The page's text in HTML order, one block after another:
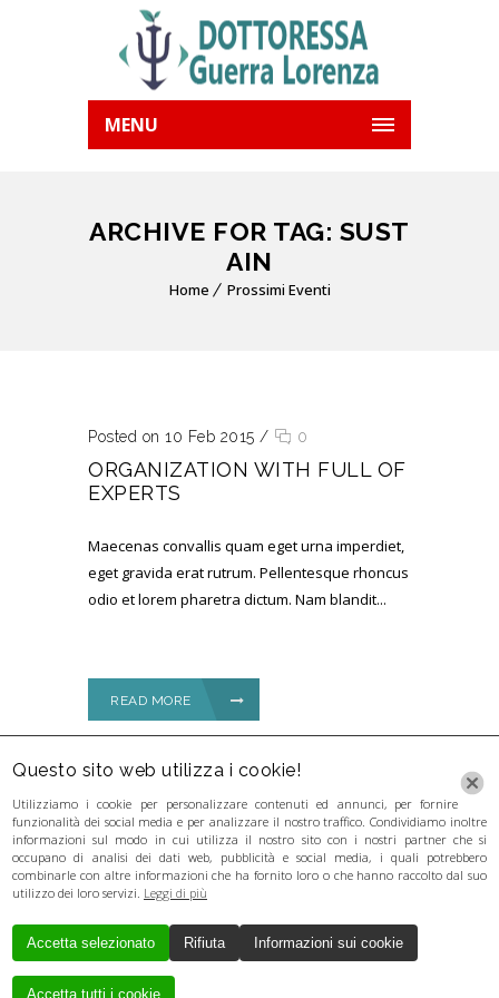
MENU
ARCHIVE FOR TAG: SUST
AIN
Home Prossimi Eventi
Posted on 10 Feb 2015 / 0
ORGANIZATION WITH FULL OF
EXPERTS
Maecenas convallis quam eget urna imperdiet,
eget gravida erat rutrum. Pellentesque rhoncus
odio et lorem pharetra dictum. Nam blandit...
READ MORE
Creato da Local Web
Copyrights © 2017
GUERRA LORENZA - P. IVA 03346281201 - P.
Questo sito web utilizza i cookie!
Utilizziamo i cookie per personalizzare contenuti ed annunci, per fornire
funzionalità dei social media e per analizzare il nostro traffico. Condividiamo inoltre
informazioni sul modo in cui utilizza il nostro sito con i nostri partner che si
occupano di analisi dei dati web, pubblicità e social media, i quali potrebbero
combinarle con altre informazioni che ha fornito loro o che hanno raccolto dal suo
utilizzo dei loro servizi. Leggi di più
Accetta selezionato Rifiuta Informazioni sui cookie
Accetta tutti i cookie